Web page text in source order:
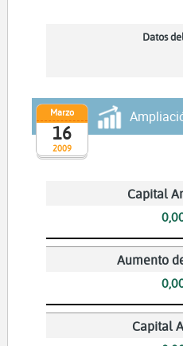
Datos
2009
Marzo
16
Capital
Aumento
Capital